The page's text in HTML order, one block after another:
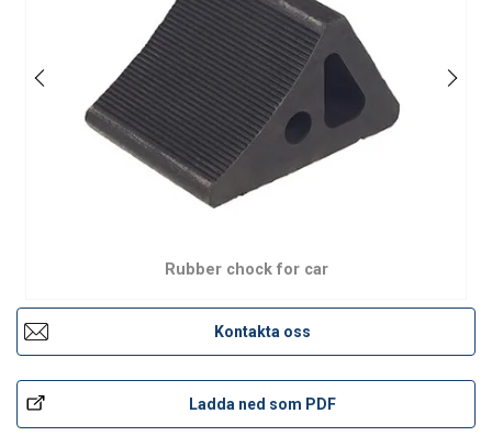
Rubber chock for car
Kontakta oss
Ladda ned som PDF